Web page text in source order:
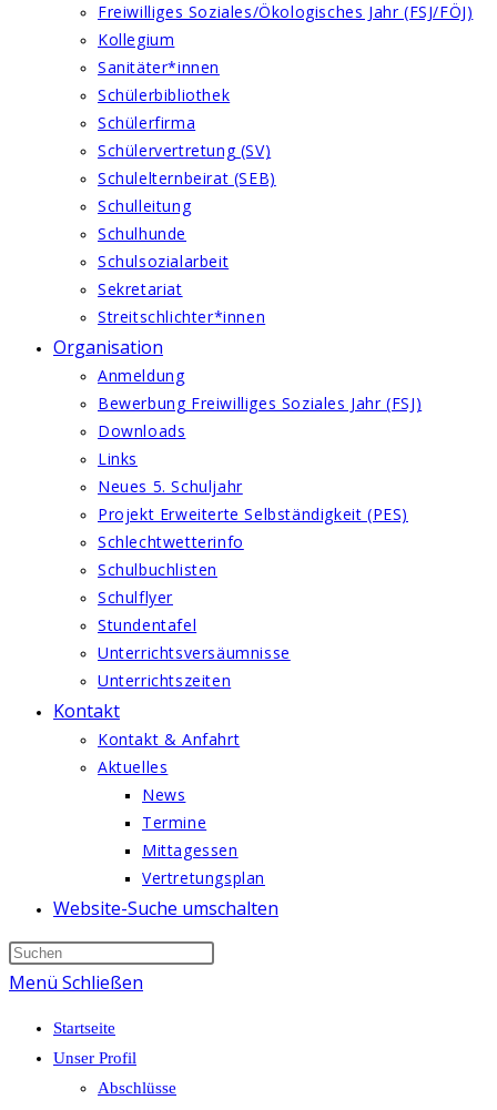
Freiwilliges Soziales/Ökologisches Jahr (FSJ/FÖJ)
Kollegium
Sanitäter*innen
Schülerbibliothek
Schülerfirma
Schülervertretung (SV)
Schulelternbeirat (SEB)
Schulleitung
Schulhunde
Schulsozialarbeit
Sekretariat
Streitschlichter*innen
Organisation
Anmeldung
Bewerbung Freiwilliges Soziales Jahr (FSJ)
Downloads
Links
Neues 5. Schuljahr
Projekt Erweiterte Selbständigkeit (PES)
Schlechtwetterinfo
Schulbuchlisten
Schulflyer
Stundentafel
Unterrichtsversäumnisse
Unterrichtszeiten
Kontakt
Kontakt & Anfahrt
Aktuelles
News
Termine
Mittagessen
Vertretungsplan
Website-Suche umschalten
Menü Schließen
Startseite
Unser Profil
Abschlüsse